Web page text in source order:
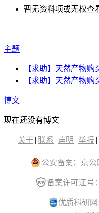
暂无资料项或无权查
主题
【求助】天然产物购
【求助】天然产物购
博文
现在还没有博文
关于 | 联系 | 声明 | 举报 |
公安备案：京公
备案许可证号
优质科研网